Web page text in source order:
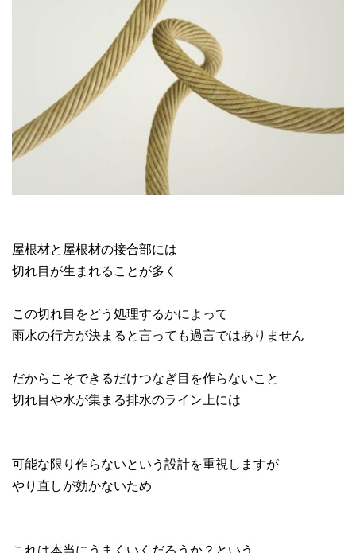
屋根材と屋根材の接合部には
切れ目が生まれることが多く
この切れ目をどう処理するかによって
雨水の行方が決まると言っても過言ではありません
だからこそできるだけつなぎ目を作らないこと
切れ目や水が集まる排水のライン上には
可能な限り作らないという設計を重視しますが
やり直しが効かないため
これは本当にうまくいくだろうか？という